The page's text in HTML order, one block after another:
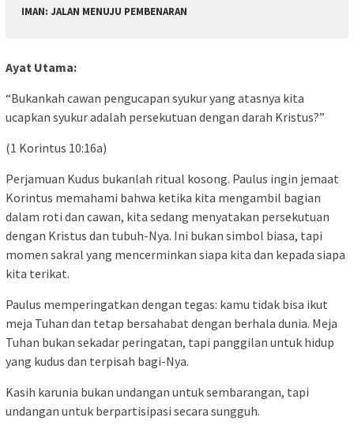
IMAN: JALAN MENUJU PEMBENARAN
Ayat Utama:
“Bukankah cawan pengucapan syukur yang atasnya kita
ucapkan syukur adalah persekutuan dengan darah Kristus?”
(1 Korintus 10:16a)
Perjamuan Kudus bukanlah ritual kosong. Paulus ingin jemaat
Korintus memahami bahwa ketika kita mengambil bagian
dalam roti dan cawan, kita sedang menyatakan persekutuan
dengan Kristus dan tubuh-Nya. Ini bukan simbol biasa, tapi
momen sakral yang mencerminkan siapa kita dan kepada siapa
kita terikat.
Paulus memperingatkan dengan tegas: kamu tidak bisa ikut
meja Tuhan dan tetap bersahabat dengan berhala dunia. Meja
Tuhan bukan sekadar peringatan, tapi panggilan untuk hidup
yang kudus dan terpisah bagi-Nya.
Kasih karunia bukan undangan untuk sembarangan, tapi
undangan untuk berpartisipasi secara sungguh.